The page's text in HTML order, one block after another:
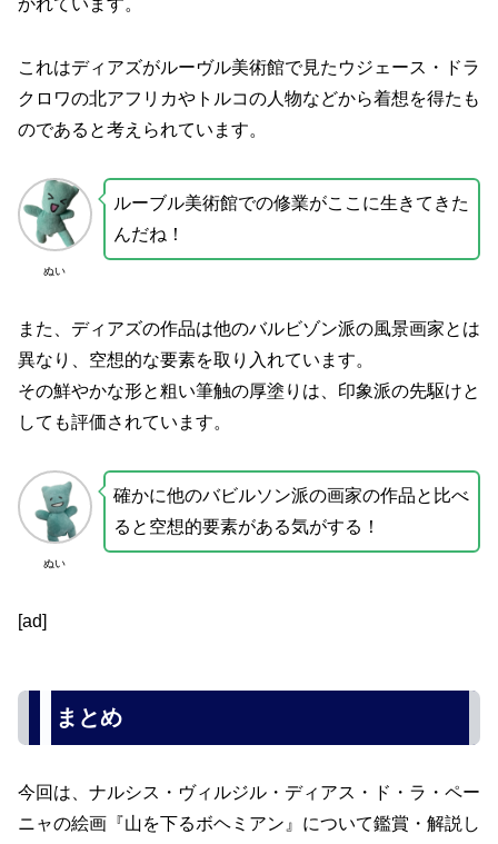
かれています。
これはディアズがルーヴル美術館で見たウジェース・ドラ
クロワの北アフリカやトルコの人物などから着想を得たも
のであると考えられています。
ぬい
ルーブル美術館での修業がここに生きてきた
んだね！
また、ディアズの作品は他のバルビゾン派の風景画家とは
異なり、空想的な要素を取り入れています。
その鮮やかな形と粗い筆触の厚塗りは、印象派の先駆けと
しても評価されています。
ぬい
確かに他のバビルソン派の画家の作品と比べ
ると空想的要素がある気がする！
[ad]
まとめ
今回は、ナルシス・ヴィルジル・ディアス・ド・ラ・ペー
ニャの絵画『山を下るボヘミアン』について鑑賞・解説し